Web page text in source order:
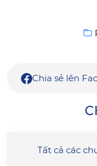
Chia sẻ lên
Tất cả các